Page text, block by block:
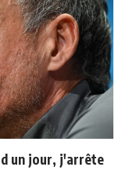
un jour, j'arrête